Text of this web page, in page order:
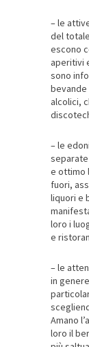
– le
del
escono
aperitivi
sono
alcolici,
– le
e ottimo
fuori,
liquori e
loro i
e
– le
in
Amano
loro il